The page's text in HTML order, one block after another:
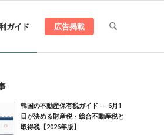
ガイド 広告掲載
韓国の不動産保有税ガイド ― 6月1
日が決める財産税・総合不動産税と
取得税【2026年版】